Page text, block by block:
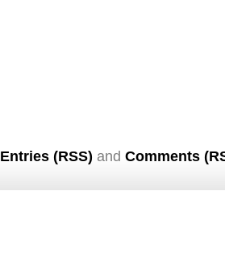
Entries (RSS) and Comments